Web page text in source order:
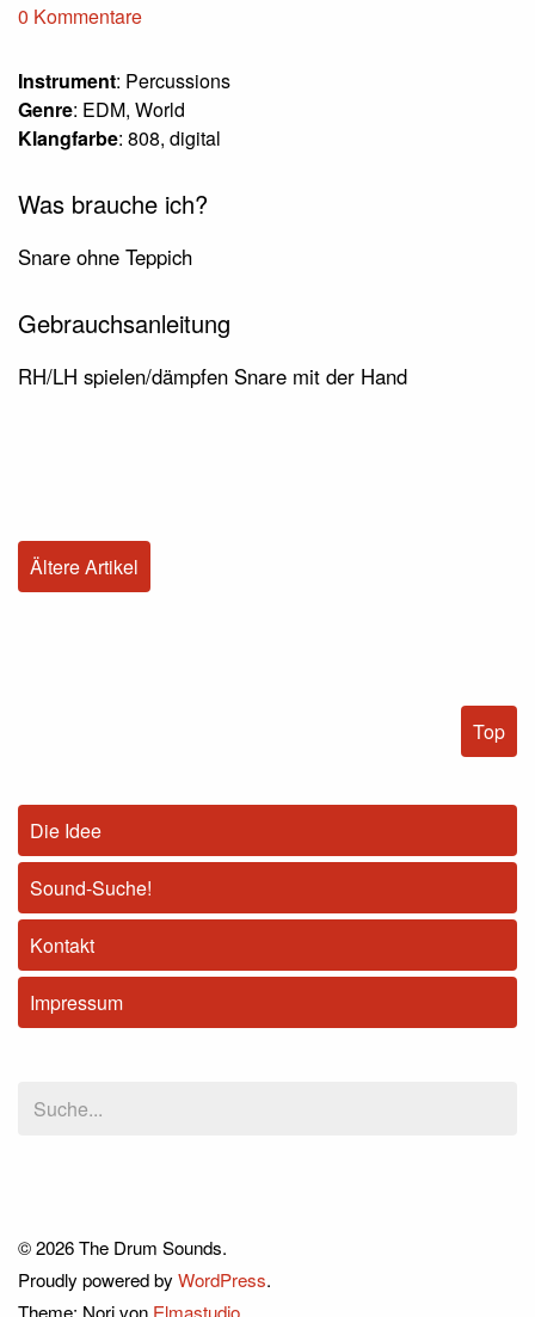
0 Kommentare
Instrument: Percussions
Genre: EDM, World
Klangfarbe: 808, digital
Was brauche ich?
Snare ohne Teppich
Gebrauchsanleitung
RH/LH spielen/dämpfen Snare mit der Hand
Ältere Artikel
Top
Die Idee
Sound-Suche!
Kontakt
Impressum
© 2026 The Drum Sounds.
Proudly powered by WordPress.
Theme: Nori von Elmastudio